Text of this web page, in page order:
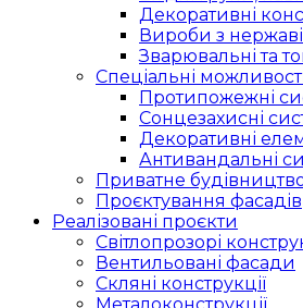
Декоративні
Вироби з
Зварювальні та
Спеціальні
Протипожежні
Сонцезахисні
Декоративні
Антивандальні
Приватне
Проєктування фасадів
Реалізовані проєкти
Світлопрозорі
Вентильовані фасади
Скляні конструкції